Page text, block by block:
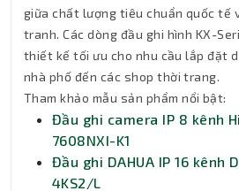
giữa chất lượng tiêu chuẩn quốc tế
tranh. Các dòng đầu ghi hình KX-
thiết kế tối ưu cho nhu cầu lắp đặt
nhà phố đến các shop thời trang.
Tham khảo mẫu sản phẩm nổi bật:
Đầu ghi camera IP 8 kênh
7608NXI-K1
Đầu ghi DAHUA IP 16 kênh
4KS2/L